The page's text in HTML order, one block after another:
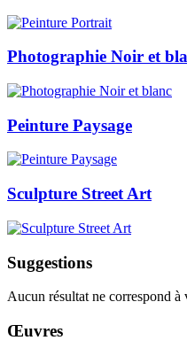
Photographie Noir et
Peinture Paysage
Sculpture Street Art
Suggestions
Aucun résultat ne correspond à
Œuvres